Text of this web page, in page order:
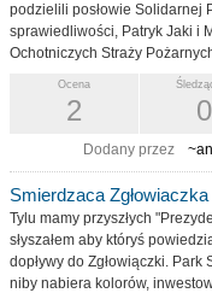
podzielili posłowie Solidarnej
sprawiedliwości, Patryk Jaki i
Ochotniczych Straży
0
Ocena
2
Dodany przez
Smierdzaca Zgłowiaczka
Tylu mamy przyszłych
słyszałem aby któryś
dopływy do Zgłowiączki. Park
niby nabiera kolorów,